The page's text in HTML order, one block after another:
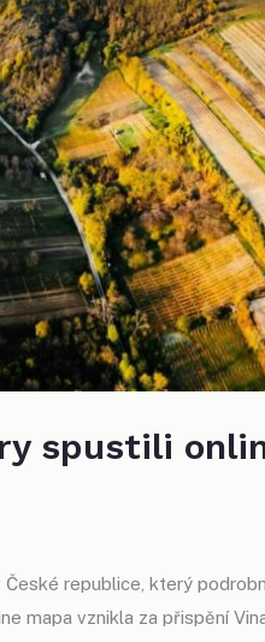
spustili
republice, který
mapa vznikla za přispění